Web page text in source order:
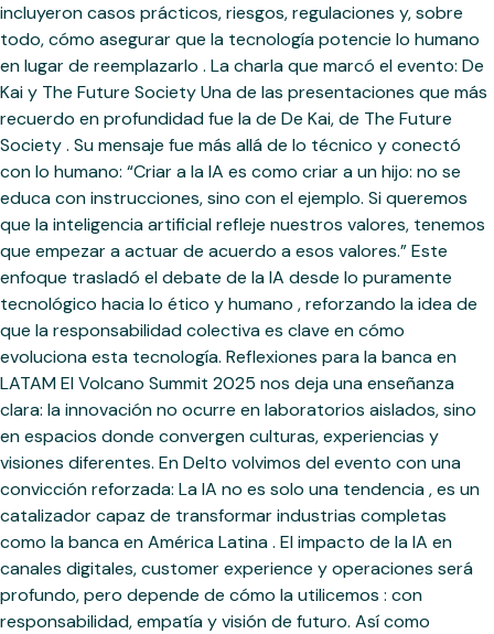
incluyeron casos prácticos, riesgos, regulaciones y, sobre
todo, cómo asegurar que la tecnología potencie lo humano
en lugar de reemplazarlo . La charla que marcó el evento: De
Kai y The Future Society Una de las presentaciones que más
recuerdo en profundidad fue la de De Kai, de The Future
Society . Su mensaje fue más allá de lo técnico y conectó
con lo humano: “Criar a la IA es como criar a un hijo: no se
educa con instrucciones, sino con el ejemplo. Si queremos
que la inteligencia artificial refleje nuestros valores, tenemos
que empezar a actuar de acuerdo a esos valores.” Este
enfoque trasladó el debate de la IA desde lo puramente
tecnológico hacia lo ético y humano , reforzando la idea de
que la responsabilidad colectiva es clave en cómo
evoluciona esta tecnología. Reflexiones para la banca en
LATAM El Volcano Summit 2025 nos deja una enseñanza
clara: la innovación no ocurre en laboratorios aislados, sino
en espacios donde convergen culturas, experiencias y
visiones diferentes. En Delto volvimos del evento con una
convicción reforzada: La IA no es solo una tendencia , es un
catalizador capaz de transformar industrias completas
como la banca en América Latina . El impacto de la IA en
canales digitales, customer experience y operaciones será
profundo, pero depende de cómo la utilicemos : con
responsabilidad, empatía y visión de futuro. Así como